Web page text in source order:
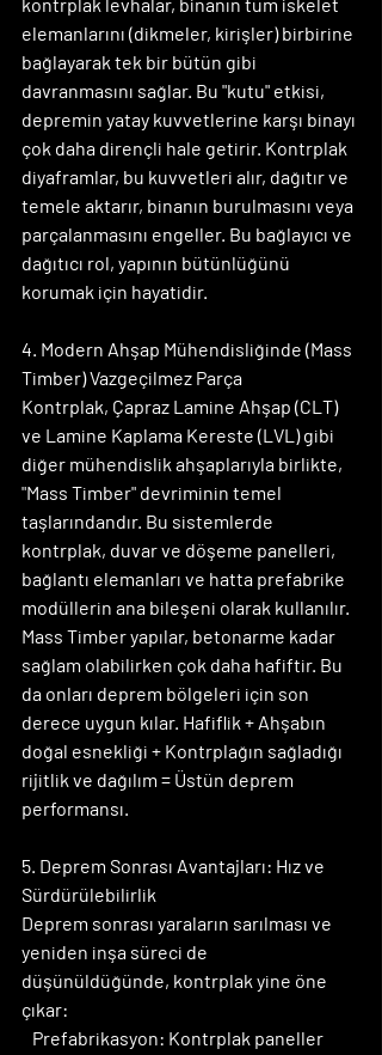
elemanlarını (dikmeler, kirişler) birbirine
bağlayarak tek bir bütün gibi
davranmasını sağlar. Bu "kutu" etkisi,
depremin yatay kuvvetlerine karşı binayı
çok daha dirençli hale getirir. Kontrplak
diyaframlar, bu kuvvetleri alır, dağıtır ve
temele aktarır, binanın burulmasını veya
parçalanmasını engeller. Bu bağlayıcı ve
dağıtıcı rol, yapının bütünlüğünü
korumak için hayatidir.
4. Modern Ahşap Mühendisliğinde (Mass
Timber) Vazgeçilmez Parça
Kontrplak, Çapraz Lamine Ahşap (CLT)
ve Lamine Kaplama Kereste (LVL) gibi
diğer mühendislik ahşaplarıyla birlikte,
"Mass Timber" devriminin temel
taşlarındandır. Bu sistemlerde
kontrplak, duvar ve döşeme panelleri,
bağlantı elemanları ve hatta prefabrike
modüllerin ana bileşeni olarak kullanılır.
Mass Timber yapılar, betonarme kadar
sağlam olabilirken çok daha hafiftir. Bu
da onları deprem bölgeleri için son
derece uygun kılar. Hafiflik + Ahşabın
doğal esnekliği + Kontrplağın sağladığı
rijitlik ve dağılım = Üstün deprem
performansı.
5. Deprem Sonrası Avantajları: Hız ve
Sürdürülebilirlik
Deprem sonrası yaraların sarılması ve
yeniden inşa süreci de
düşünüldüğünde, kontrplak yine öne
çıkar:
Prefabrikasyon: Kontrplak paneller